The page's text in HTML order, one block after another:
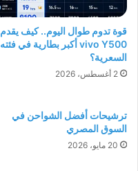
قوة تدوم طوال اليوم.. كيف يقدم
vivo Y500 أكبر بطارية في فئته
السعرية؟
2 أغسطس، 2026
ترشيحات أفضل الشواحن في
السوق المصري
20 مايو، 2026